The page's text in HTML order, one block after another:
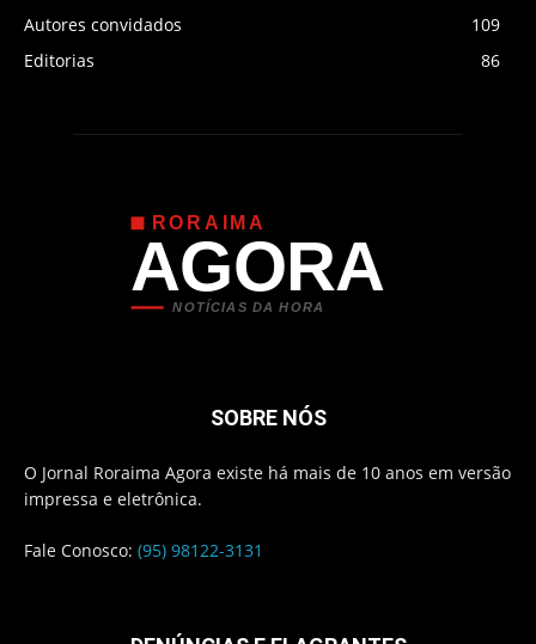
Autores convidados
109
Editorias
86
RORAIMA
AGORA
NOTÍCIAS DA HORA
SOBRE NÓS
O Jornal Roraima Agora existe há mais de 10 anos em versão
impressa e eletrônica.
Fale Conosco: (95) 98122-3131